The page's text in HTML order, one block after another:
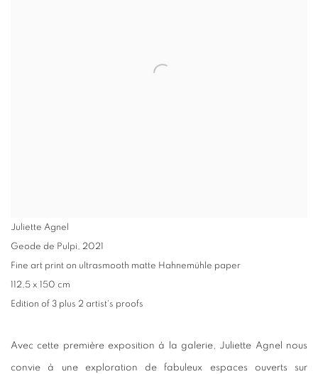
Juliette Agnel
Geode de Pulpi, 2021
Fine art print on ultrasmooth matte Hahnemühle paper
112,5 x 150 cm
Edition of 3 plus 2 artist's proofs
Avec cette première exposition à la galerie, Juliette Agnel nous
convie à une exploration de fabuleux espaces ouverts sur